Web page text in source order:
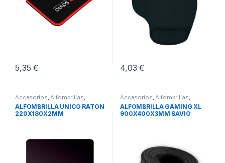
5,35€ 4,03€
Accesorios,Alfombrillas,
Periféricos
ALFOMBRILLA UNICO RATON
220X180X2MM
Accesorios,Alfombrillas,
Periféricos
ALFOMBRILLA GAMING XL
900X400X3MM SAVIO